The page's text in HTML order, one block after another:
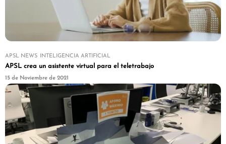
APSL NEWS INTELIGENCIA ARTIFICIAL
APSL crea un asistente virtual para el teletrabajo
15 de Noviembre de 2021